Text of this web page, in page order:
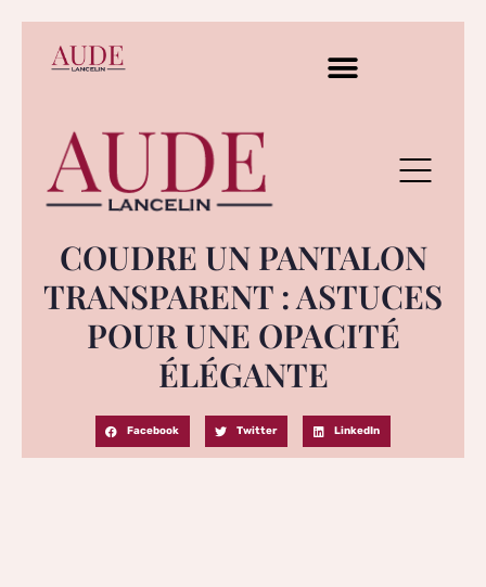
COUDRE UN PANTALON
TRANSPARENT : ASTUCES
POUR UNE OPACITÉ
ÉLÉGANTE
Facebook Twitter LinkedIn